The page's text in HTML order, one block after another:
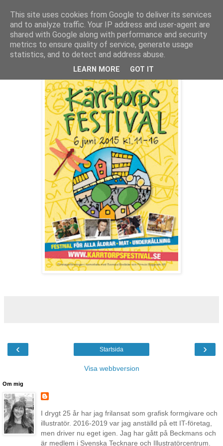
Kärrtorps festival 6 juni 2015
‹ ›
Startsida
Visa webbversion
Om mig
I drygt 25 år har jag frilansat som grafisk formgivare och
illustratör. 2016-2019 var jag anställd på ett IT-företag,
men driver nu eget igen. Jag har gått på Beckmans och
är medlem i Svenska Tecknare och Illustratörcentrum.
This site uses cookies from Google to deliver its services
and to analyze traffic. Your IP address and user-agent are
shared with Google along with performance and security
metrics to ensure quality of service, generate usage
statistics, and to detect and address abuse.
LEARN MORE GOT IT